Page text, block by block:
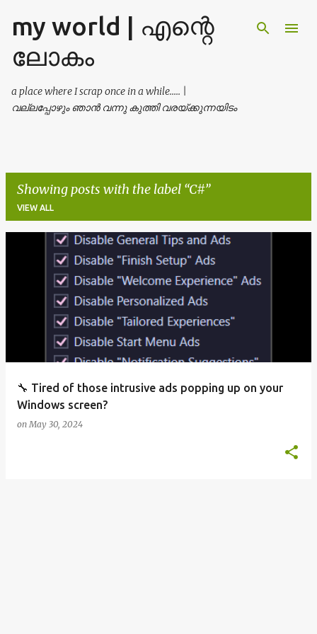
Skip to main content
my world | എന്റെ
ലോകം
a place where I scrap once in a while..... |
വല്ലപ്പോഴും ഞാൻ വന്നു കുത്തി വരയ്ക്കുന്നയിടം
Showing posts with the label C#
VIEW ALL
🔧 Tired of those intrusive ads popping up on your
Windows screen?
onMay 30, 2024